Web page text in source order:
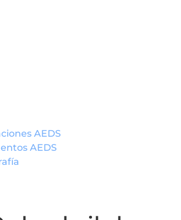
AEDS
AEDS